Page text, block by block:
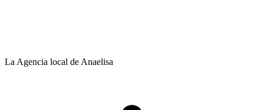
La Agencia local de Anaelisa